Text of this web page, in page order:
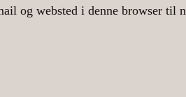
og websted i denne browser til